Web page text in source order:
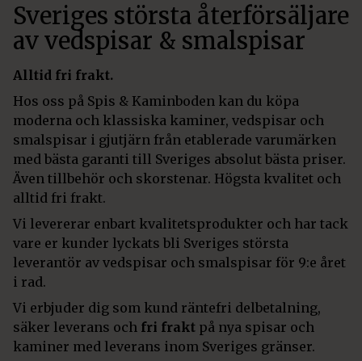
Sveriges största återförsäljare
av vedspisar & smalspisar
Alltid fri frakt.
Hos oss på Spis & Kaminboden kan du köpa
moderna och klassiska kaminer, vedspisar och
smalspisar i gjutjärn från etablerade varumärken
med bästa garanti till Sveriges absolut bästa priser.
Även tillbehör och skorstenar. Högsta kvalitet och
alltid fri frakt.
Vi levererar enbart kvalitetsprodukter och har tack
vare er kunder lyckats bli Sveriges största
leverantör av vedspisar och smalspisar för 9:e året
i rad.
Vi erbjuder dig som kund räntefri delbetalning,
säker leverans och fri frakt på nya spisar och
kaminer med leverans inom Sveriges gränser.